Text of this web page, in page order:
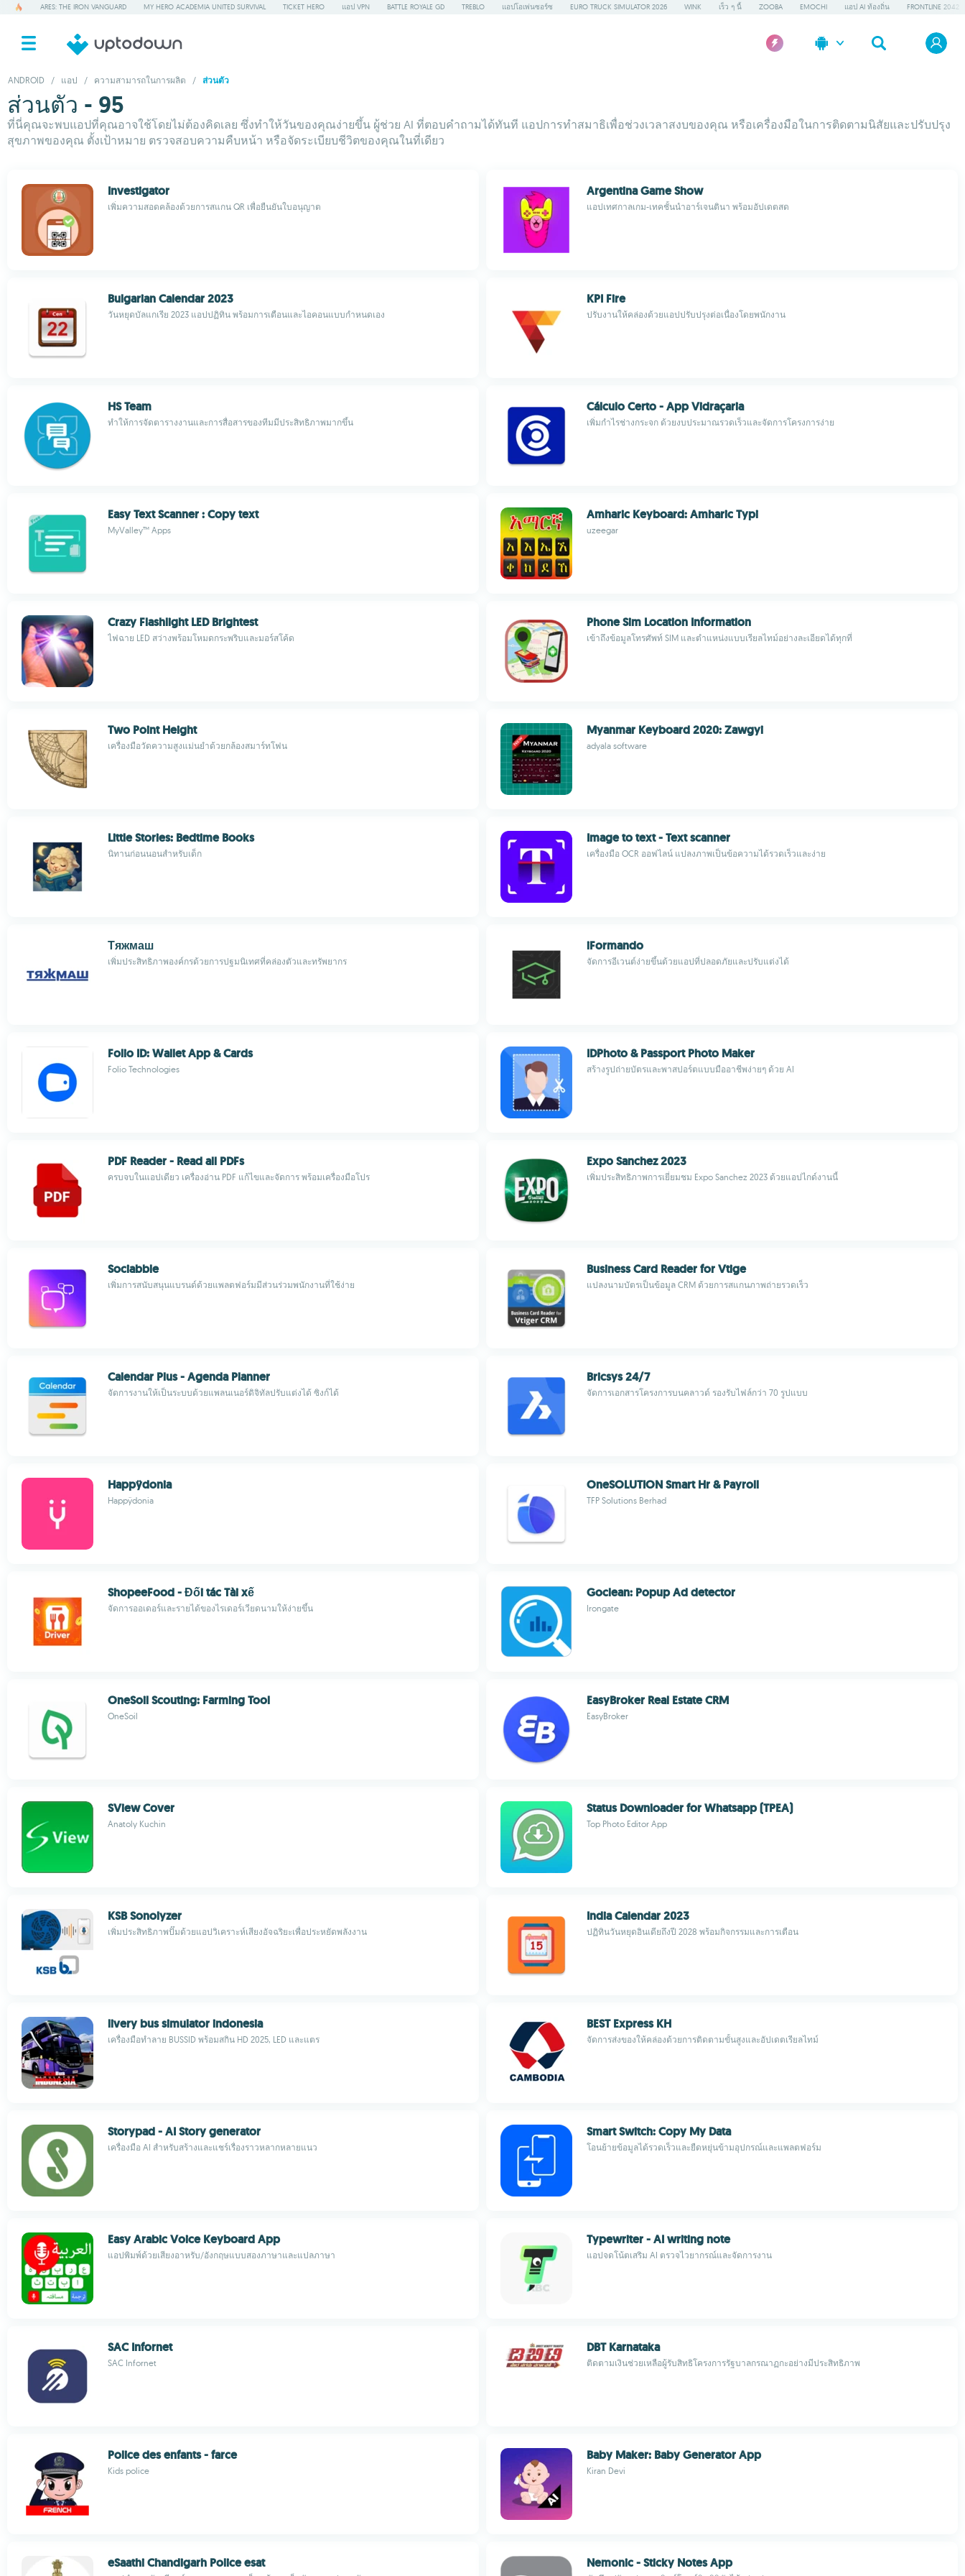
ARES: THE IRON VANGUARD MY HERO ACADEMIA UNITED SURVIVAL TICKET HERO แอป VPN BATTLE ROYALE GD TREBLO แอปโอเพ่นซอร์ซ EURO TRUCK SIMULATOR 2026 WINK เร็ว ๆ นี้ ZOOBA EMOCHI แอป AI ท้องถิ่น FRONTLINE 2042
ANDROID / แอป / ความสามารถในการผลิต / ส่วนตัว
ส่วนตัว - 95
ที่นี่คุณจะพบแอปที่คุณอาจใช้โดยไม่ต้องคิดเลย ซึ่งทำให้วันของคุณง่ายขึ้น ผู้ช่วย AI ที่ตอบคำถามได้ทันที แอปการทำสมาธิเพื่อช่วงเวลาสงบของคุณ หรือเครื่องมือในการติดตามนิสัยและปรับปรุง
สุขภาพของคุณ ตั้งเป้าหมาย ตรวจสอบความคืบหน้า หรือจัดระเบียบชีวิตของคุณในที่เดียว
Investigator
เพิ่มความสอดคล้องด้วยการสแกน QR เพื่อยืนยันใบอนุญาต
Argentina Game Show
แอปเทศกาลเกม-เทคชั้นนำอาร์เจนตินา พร้อมอัปเดตสด
Bulgarian Calendar 2023
วันหยุดบัลแกเรีย 2023 แอปปฏิทิน พร้อมการเตือนและไอคอนแบบกำหนดเอง
KPI Fire
ปรับงานให้คล่องด้วยแอปปรับปรุงต่อเนื่องโดยพนักงาน
HS Team
ทำให้การจัดตารางงานและการสื่อสารของทีมมีประสิทธิภาพมากขึ้น
Cálculo Certo - App Vidraçaria
เพิ่มกำไรช่างกระจก ด้วยงบประมาณรวดเร็วและจัดการโครงการง่าย
Easy Text Scanner : Copy text
MyValley™ Apps
Amharic Keyboard: Amharic Typi
uzeegar
Crazy Flashlight LED Brightest
ไฟฉาย LED สว่างพร้อมโหมดกระพริบและมอร์สโค้ด
Phone Sim Location Information
เข้าถึงข้อมูลโทรศัพท์ SIM และตำแหน่งแบบเรียลไทม์อย่างละเอียดได้ทุกที่
Two Point Height
เครื่องมือวัดความสูงแม่นยำด้วยกล้องสมาร์ทโฟน
Myanmar Keyboard 2020: Zawgyi
adyala software
Little Stories: Bedtime Books
นิทานก่อนนอนสำหรับเด็ก
Image to text - Text scanner
เครื่องมือ OCR ออฟไลน์ แปลงภาพเป็นข้อความได้รวดเร็วและง่าย
Тяжмаш
เพิ่มประสิทธิภาพองค์กรด้วยการปฐมนิเทศที่คล่องตัวและทรัพยากร
iFormando
จัดการอีเวนต์ง่ายขึ้นด้วยแอปที่ปลอดภัยและปรับแต่งได้
Folio ID: Wallet App & Cards
Folio Technologies
IDPhoto & Passport Photo Maker
สร้างรูปถ่ายบัตรและพาสปอร์ตแบบมืออาชีพง่ายๆ ด้วย AI
PDF Reader - Read all PDFs
ครบจบในแอปเดียว เครื่องอ่าน PDF แก้ไขและจัดการ พร้อมเครื่องมือโปร
Expo Sanchez 2023
เพิ่มประสิทธิภาพการเยี่ยมชม Expo Sanchez 2023 ด้วยแอปไกด์งานนี้
Sociabble
เพิ่มการสนับสนุนแบรนด์ด้วยแพลตฟอร์มมีส่วนร่วมพนักงานที่ใช้ง่าย
Business Card Reader for Vtige
แปลงนามบัตรเป็นข้อมูล CRM ด้วยการสแกนภาพถ่ายรวดเร็ว
Calendar Plus - Agenda Planner
จัดการงานให้เป็นระบบด้วยแพลนเนอร์ดิจิทัลปรับแต่งได้ ซิงก์ได้
Bricsys 24/7
จัดการเอกสารโครงการบนคลาวด์ รองรับไฟล์กว่า 70 รูปแบบ
Happÿdonia
Happÿdonia
OneSOLUTION Smart Hr & Payroll
TFP Solutions Berhad
ShopeeFood - Đối tác Tài xế
จัดการออเดอร์และรายได้ของไรเดอร์เวียดนามให้ง่ายขึ้น
Goclean: Popup Ad detector
Irongate
OneSoil Scouting: Farming Tool
OneSoil
EasyBroker Real Estate CRM
EasyBroker
SView Cover
Anatoly Kuchin
Status Downloader for Whatsapp (TPEA)
Top Photo Editor App
KSB Sonolyzer
เพิ่มประสิทธิภาพปั๊มด้วยแอปวิเคราะห์เสียงอัจฉริยะเพื่อประหยัดพลังงาน
India Calendar 2023
ปฏิทินวันหยุดอินเดียถึงปี 2028 พร้อมกิจกรรมและการเตือน
livery bus simulator indonesia
เครื่องมือทำลาย BUSSID พร้อมสกิน HD 2025, LED และแตร
BEST Express KH
จัดการส่งของให้คล่องด้วยการติดตามขั้นสูงและอัปเดตเรียลไทม์
Storypad - AI Story generator
เครื่องมือ AI สำหรับสร้างและแชร์เรื่องราวหลากหลายแนว
Smart Switch: Copy My Data
โอนย้ายข้อมูลได้รวดเร็วและยืดหยุ่นข้ามอุปกรณ์และแพลตฟอร์ม
Easy Arabic Voice Keyboard App
แอปพิมพ์ด้วยเสียงอาหรับ/อังกฤษแบบสองภาษาและแปลภาษา
Typewriter - AI writing note
แอปจดโน้ตเสริม AI ตรวจไวยากรณ์และจัดการงาน
SAC Infornet
SAC Infornet
DBT Karnataka
ติดตามเงินช่วยเหลือผู้รับสิทธิโครงการรัฐบาลกรณาฏกะอย่างมีประสิทธิภาพ
Police des enfants - farce
Kids police
Baby Maker: Baby Generator App
Kiran Devi
eSaathi Chandigarh Police esat Nemonic - Sticky Notes App